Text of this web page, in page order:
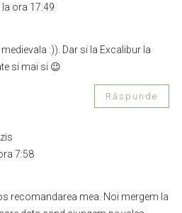
ora 17:49
:)). Dar si la Excalibur la
si mai si 😉
Răspunde
7:58
recomandarea mea. Noi mergem la